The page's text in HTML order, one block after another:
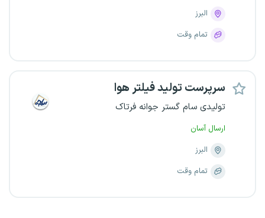
البرز
تمام وقت
سرپرست تولید فیلتر هوا
تولیدی سام گستر جوانه فرتاک
ارسال آسان
البرز
تمام وقت